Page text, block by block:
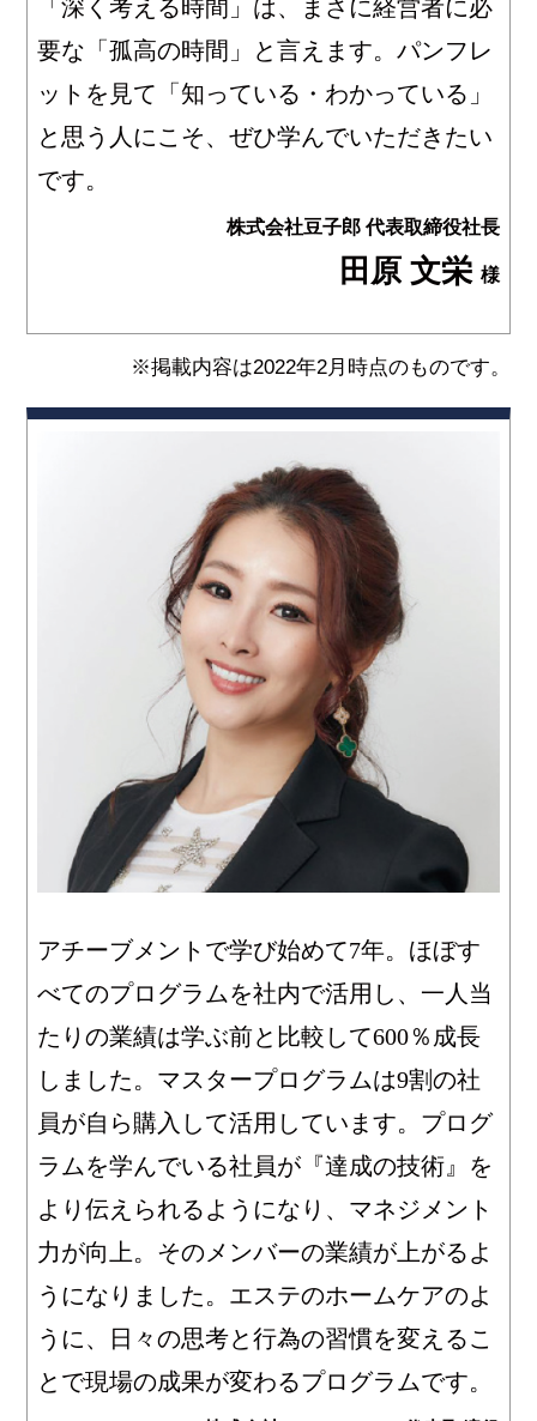
「深く考える時間」は、まさに経営者に必
要な「孤高の時間」と言えます。パンフレ
ットを見て「知っている・わかっている」
と思う人にこそ、ぜひ学んでいただきたい
です。
株式会社豆子郎 代表取締役社長
田原 文栄 様
※掲載内容は2022年2月時点のものです。
アチーブメントで学び始めて7年。ほぼす
べてのプログラムを社内で活用し、一人当
たりの業績は学ぶ前と比較して600％成長
しました。マスタープログラムは9割の社
員が自ら購入して活用しています。プログ
ラムを学んでいる社員が『達成の技術』を
より伝えられるようになり、マネジメント
力が向上。そのメンバーの業績が上がるよ
うになりました。エステのホームケアのよ
うに、日々の思考と行為の習慣を変えるこ
とで現場の成果が変わるプログラムです。